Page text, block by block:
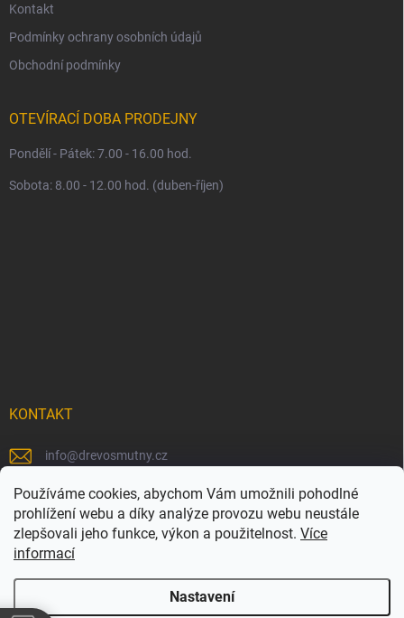
Používáme cookies, abychom Vám umožnili pohodlné
prohlížení webu a díky analýze provozu webu neustále
zlepšovali jeho funkce, výkon a použitelnost. Více
informací
Nastavení
Kontakt
Podmínky ochrany osobních údajů
Obchodní podmínky
OTEVÍRACÍ DOBA PRODEJNY
Pondělí - Pátek: 7.00 - 16.00 hod.
Sobota: 8.00 - 12.00 hod. (duben-říjen)
KONTAKT
info@drevosmutny.cz
+420 725 710 840
https://www.facebook.com/drevosmutny/
drevosmutny/